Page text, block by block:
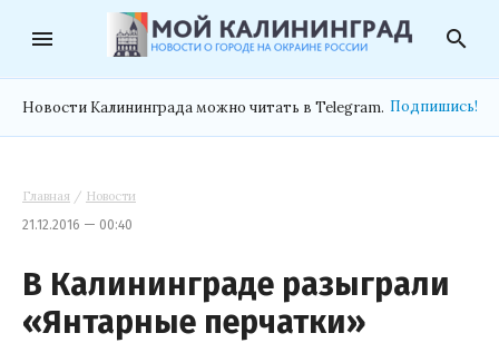
menu search
Новости Калининграда можно читать в Telegram. Подпишись!
Главная / Новости
21.12.2016 — 00:40
В Калининграде разыграли
«Янтарные перчатки»